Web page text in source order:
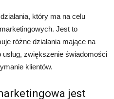
który ma na celu
Jest to
różne działania mające na
zwiększenie świadomości
klientów.
jest